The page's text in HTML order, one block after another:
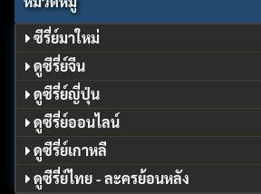
ซีรี่ย์มาใหม่
ดูซีรี่ย์จีน
ดูซีรี่ย์ญี่ปุ่น
ดูซีรี่ย์ออนไลน์
ดูซีรี่ย์เกาหลี
ดูซีรี่ย์ไทย - ละครย้อนหลัง